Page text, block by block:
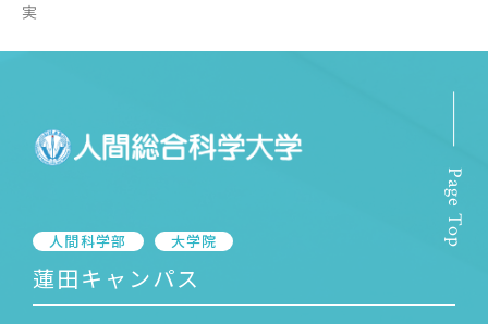
実
人間科学部 大学院
蓮田キャンパス
Page Top